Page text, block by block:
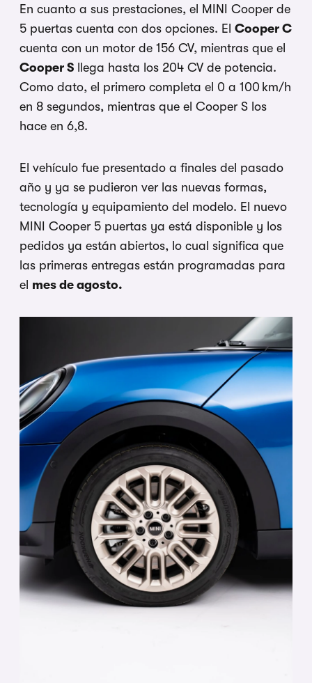
En cuanto a sus prestaciones, el MINI Cooper de
5 puertas cuenta con dos opciones. El Cooper C
cuenta con un motor de 156 CV, mientras que el
Cooper S llega hasta los 204 CV de potencia.
Como dato, el primero completa el 0 a 100 km/h
en 8 segundos, mientras que el Cooper S los
hace en 6,8.
El vehículo fue presentado a finales del pasado
año y ya se pudieron ver las nuevas formas,
tecnología y equipamiento del modelo. El nuevo
MINI Cooper 5 puertas ya está disponible y los
pedidos ya están abiertos, lo cual significa que
las primeras entregas están programadas para
el mes de agosto.